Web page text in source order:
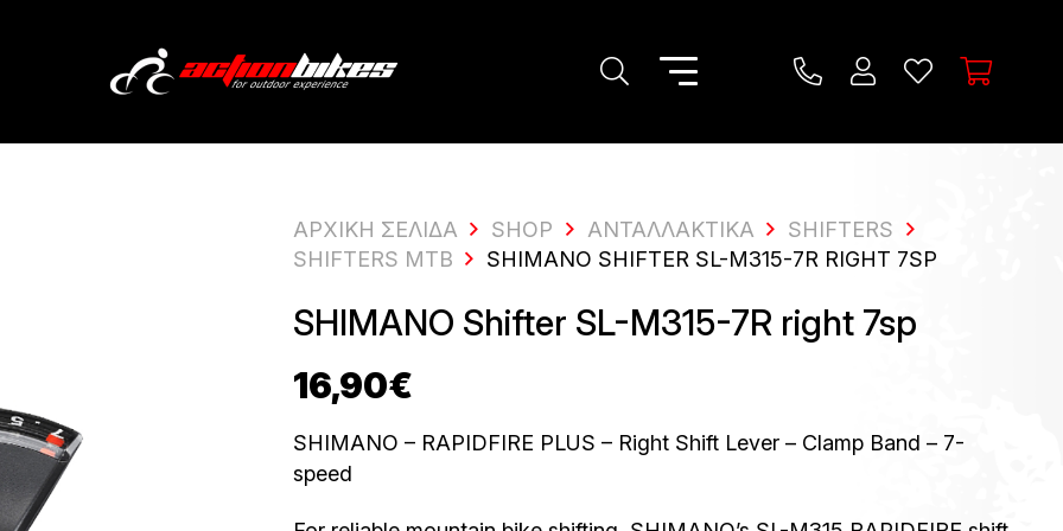
ΑΡΧΙΚΗ ΣΕΛΙΔΑ SHOP ΑΝΤΑΛΛΑΚΤΙΚΆ
SHIFTERS
SHIFTERS MTB
SHIMANO SHIFTER SL-M315-7R RIGHT 7SP
SHIMANO Shifter SL-M315-7R right 7sp
16,90€
SHIMANO – RAPIDFIRE PLUS – Right Shift Lever – Clamp Band – 7-
speed